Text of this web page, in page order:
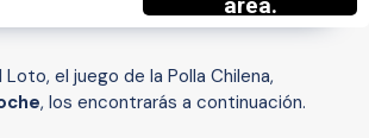
el juego de la Polla Chilena,
, los encontrarás a continuación.